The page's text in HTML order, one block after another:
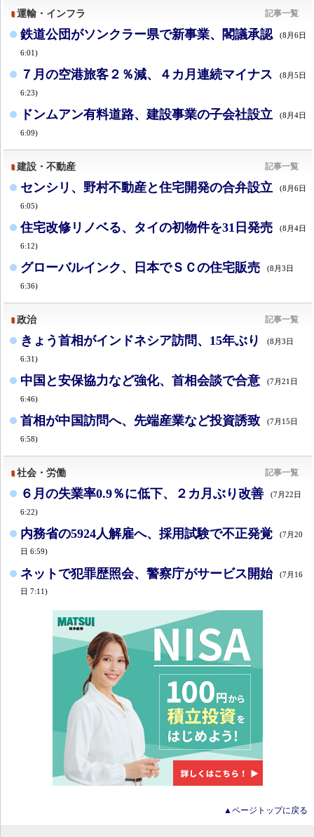
運輸・インフラ 記事一覧
鉄道公団がソンクラー県で新事業、閣議承認 (8月6日
6:01)
７月の空港旅客２％減、４カ月連続マイナス (8月5日
6:23)
ドンムアン有料道路、建設事業の子会社設立 (8月4日
6:09)
建設・不動産 記事一覧
センシリ、野村不動産と住宅開発の合弁設立 (8月6日
6:05)
住宅改修リノベる、タイの初物件を31日発売 (8月4日
6:12)
グローバルインク、日本でＳＣの住宅販売 (8月3日
6:36)
政治 記事一覧
きょう首相がインドネシア訪問、15年ぶり (8月3日
6:31)
中国と安保協力など強化、首相会談で合意 (7月21日
6:46)
首相が中国訪問へ、先端産業など投資誘致 (7月15日
6:58)
社会・労働 記事一覧
６月の失業率0.9％に低下、２カ月ぶり改善 (7月22日
6:22)
内務省の5924人解雇へ、採用試験で不正発覚
(7月20
日 6:59)
ネットで犯罪歴照会、警察庁がサービス開始
(7月16
日 7:11)
▲ページトップに戻る